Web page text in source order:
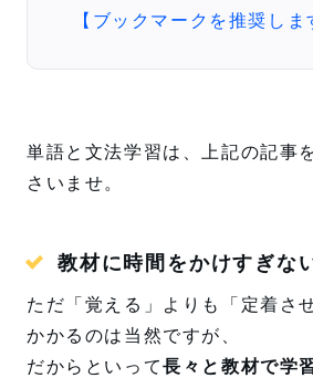
【ブックマークを推奨しま
単語と文法学習は、上記の記事
さいませ。
教材に時間をかけすぎな
ただ「覚える」よりも「定着さ
かかるのは当然ですが、
だからといって長々と教材で学